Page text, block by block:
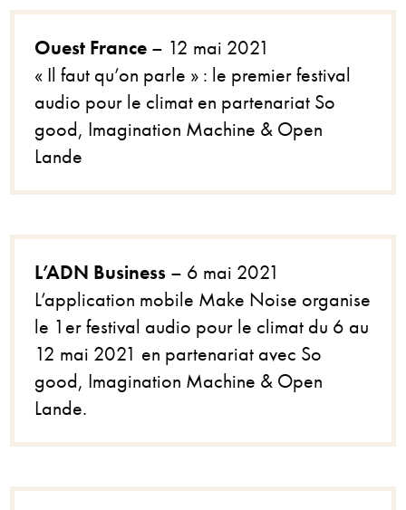
Ouest France – 12 mai 2021
« Il faut qu’on parle » : le premier festival
audio pour le climat en partenariat So
good, Imagination Machine & Open
Lande
L’ADN Business – 6 mai 2021
L’application mobile Make Noise organise
le 1er festival audio pour le climat du 6 au
12 mai 2021 en partenariat avec So
good, Imagination Machine & Open
Lande.